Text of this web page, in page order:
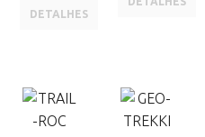
DETALHES